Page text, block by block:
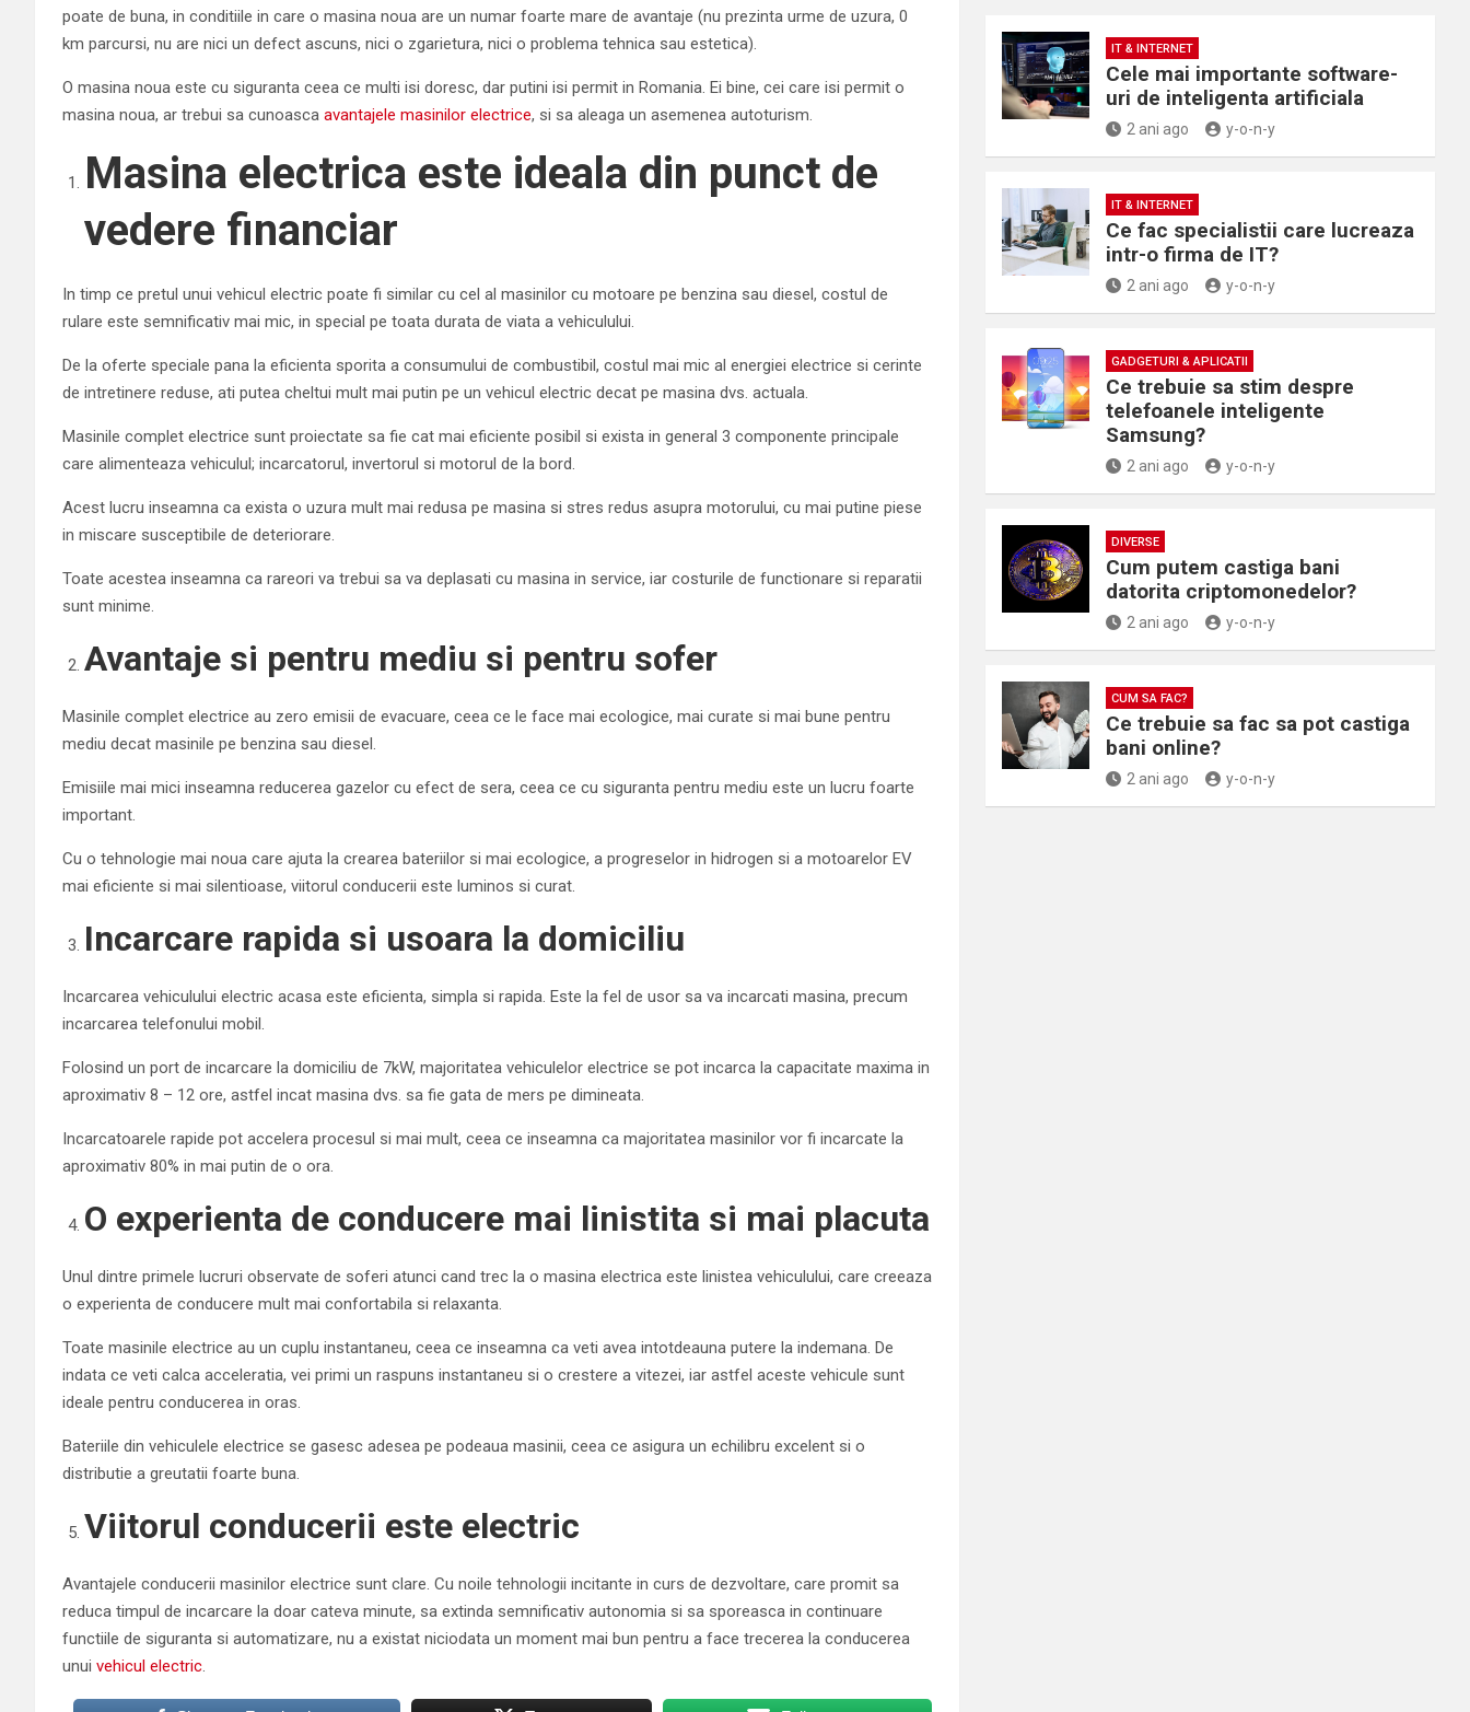
poate de buna, in conditiile in care o masina noua are un numar foarte mare de avantaje (nu prezinta urme de uzura, 0
km parcursi, nu are nici un defect ascuns, nici o zgarietura, nici o problema tehnica sau estetica).
O masina noua este cu siguranta ceea ce multi isi doresc, dar putini isi permit in Romania. Ei bine, cei care isi permit o
masina noua, ar trebui sa cunoasca avantajele masinilor electrice, si sa aleaga un asemenea autoturism.
Masina electrica este ideala din punct de
vedere financiar
In timp ce pretul unui vehicul electric poate fi similar cu cel al masinilor cu motoare pe benzina sau diesel, costul de
rulare este semnificativ mai mic, in special pe toata durata de viata a vehiculului.
De la oferte speciale pana la eficienta sporita a consumului de combustibil, costul mai mic al energiei electrice si cerinte
de intretinere reduse, ati putea cheltui mult mai putin pe un vehicul electric decat pe masina dvs. actuala.
Masinile complet electrice sunt proiectate sa fie cat mai eficiente posibil si exista in general 3 componente principale
care alimenteaza vehiculul; incarcatorul, invertorul si motorul de la bord.
Acest lucru inseamna ca exista o uzura mult mai redusa pe masina si stres redus asupra motorului, cu mai putine piese
in miscare susceptibile de deteriorare.
Toate acestea inseamna ca rareori va trebui sa va deplasati cu masina in service, iar costurile de functionare si reparatii
sunt minime.
Avantaje si pentru mediu si pentru sofer
Masinile complet electrice au zero emisii de evacuare, ceea ce le face mai ecologice, mai curate si mai bune pentru
mediu decat masinile pe benzina sau diesel.
Emisiile mai mici inseamna reducerea gazelor cu efect de sera, ceea ce cu siguranta pentru mediu este un lucru foarte
important.
Cu o tehnologie mai noua care ajuta la crearea bateriilor si mai ecologice, a progreselor in hidrogen si a motoarelor EV
mai eficiente si mai silentioase, viitorul conducerii este luminos si curat.
Incarcare rapida si usoara la domiciliu
Incarcarea vehiculului electric acasa este eficienta, simpla si rapida. Este la fel de usor sa va incarcati masina, precum
incarcarea telefonului mobil.
Folosind un port de incarcare la domiciliu de 7kW, majoritatea vehiculelor electrice se pot incarca la capacitate maxima in
aproximativ 8 – 12 ore, astfel incat masina dvs. sa fie gata de mers pe dimineata.
Incarcatoarele rapide pot accelera procesul si mai mult, ceea ce inseamna ca majoritatea masinilor vor fi incarcate la
aproximativ 80% in mai putin de o ora.
O experienta de conducere mai linistita si mai placuta
Unul dintre primele lucruri observate de soferi atunci cand trec la o masina electrica este linistea vehiculului, care creeaza
o experienta de conducere mult mai confortabila si relaxanta.
Toate masinile electrice au un cuplu instantaneu, ceea ce inseamna ca veti avea intotdeauna putere la indemana. De
indata ce veti calca acceleratia, vei primi un raspuns instantaneu si o crestere a vitezei, iar astfel aceste vehicule sunt
ideale pentru conducerea in oras.
Bateriile din vehiculele electrice se gasesc adesea pe podeaua masinii, ceea ce asigura un echilibru excelent si o
distributie a greutatii foarte buna.
Viitorul conducerii este electric
Avantajele conducerii masinilor electrice sunt clare. Cu noile tehnologii incitante in curs de dezvoltare, care promit sa
reduca timpul de incarcare la doar cateva minute, sa extinda semnificativ autonomia si sa sporeasca in continuare
functiile de siguranta si automatizare, nu a existat niciodata un moment mai bun pentru a face trecerea la conducerea
unui vehicul electric.
IT & INTERNET
Cele mai importante software-
uri de inteligenta artificiala
2 ani ago y-o-n-y
IT & INTERNET
Ce fac specialistii care lucreaza
intr-o firma de IT?
2 ani ago y-o-n-y
GADGETURI & APLICATII
Ce trebuie sa stim despre
telefoanele inteligente
Samsung?
2 ani ago y-o-n-y
DIVERSE
Cum putem castiga bani
datorita criptomonedelor?
2 ani ago y-o-n-y
CUM SA FAC?
Ce trebuie sa fac sa pot castiga
bani online?
2 ani ago y-o-n-y